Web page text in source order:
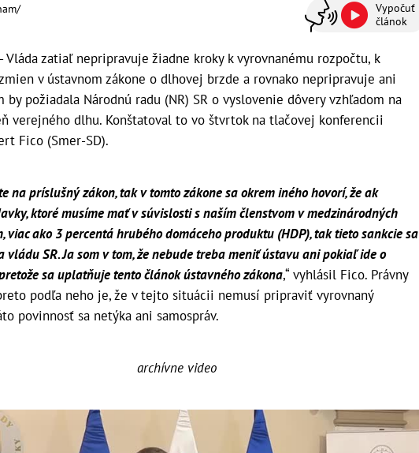
Vypočuť
článok
- Vláda zatiaľ nepripravuje žiadne kroky k vyrovnanému rozpočtu, k
v ústavnom zákone o dlhovej brzde a rovnako nepripravuje ani
by požiadala Národnú radu (NR) SR o vyslovenie dôvery vzhľadom na
verejného dlhu. Konštatoval to vo štvrtok na tlačovej konferencii
Fico (Smer-SD).
na príslušný zákon, tak v tomto zákone sa okrem iného hovorí, že ak
ktoré musíme mať v súvislosti s naším členstvom v medzinárodných
viac ako 3 percentá hrubého domáceho produktu (HDP), tak tieto sankcie sa
vládu SR. Ja som v tom, že nebude treba meniť ústavu ani pokiaľ ide o
sa uplatňuje tento článok ústavného zákona,“ vyhlásil Fico. Právny
podľa neho je, že v tejto situácii nemusí pripraviť vyrovnaný
povinnosť sa netýka ani samospráv.
archívne video